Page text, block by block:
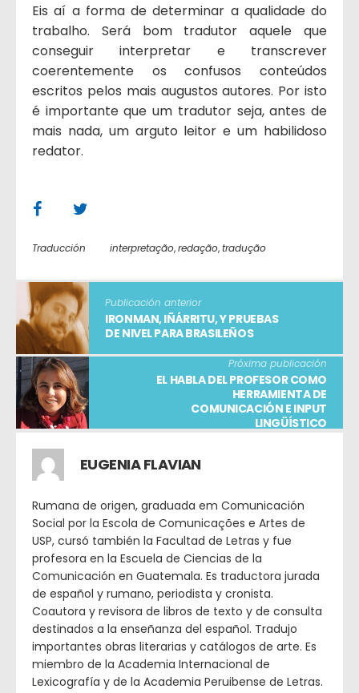
Eis aí a forma de determinar a qualidade do
trabalho. Será bom tradutor aquele que
conseguir interpretar e transcrever
coerentemente os confusos conteúdos
escritos pelos mais augustos autores. Por isto
é importante que um tradutor seja, antes de
mais nada, um arguto leitor e um habilidoso
redator.
Traducción interpretação,redação,tradução
Publicación anterior
IRONMAN, IÑÁRRITU, Y PRUEBAS
DE NIVEL PARA BRASILEÑOS
Próxima publicación
EL HABLA DEL PROFESOR COMO
HERRAMIENTA DE
COMUNICACIÓN E INPUT
LINGÜÍSTICO
EUGENIA FLAVIAN
Rumana de origen, graduada em Comunicación
Social por la Escola de Comunicações e Artes de
USP, cursó también la Facultad de Letras y fue
profesora en la Escuela de Ciencias de la
Comunicación en Guatemala. Es traductora jurada
de español y rumano, periodista y cronista.
Coautora y revisora de libros de texto y de consulta
destinados a la enseñanza del español. Tradujo
importantes obras literarias y catálogos de arte. Es
miembro de la Academia Internacional de
Lexicografía y de la Academia Peruibense de Letras.